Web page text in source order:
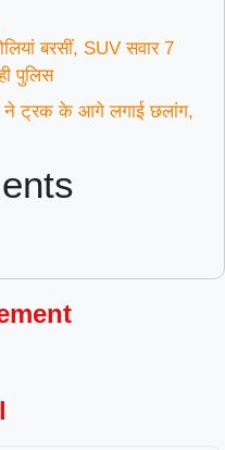
बरसीं, SUV सवार 7
पुलिस
ने ट्रक के आगे लगाई छलांग,